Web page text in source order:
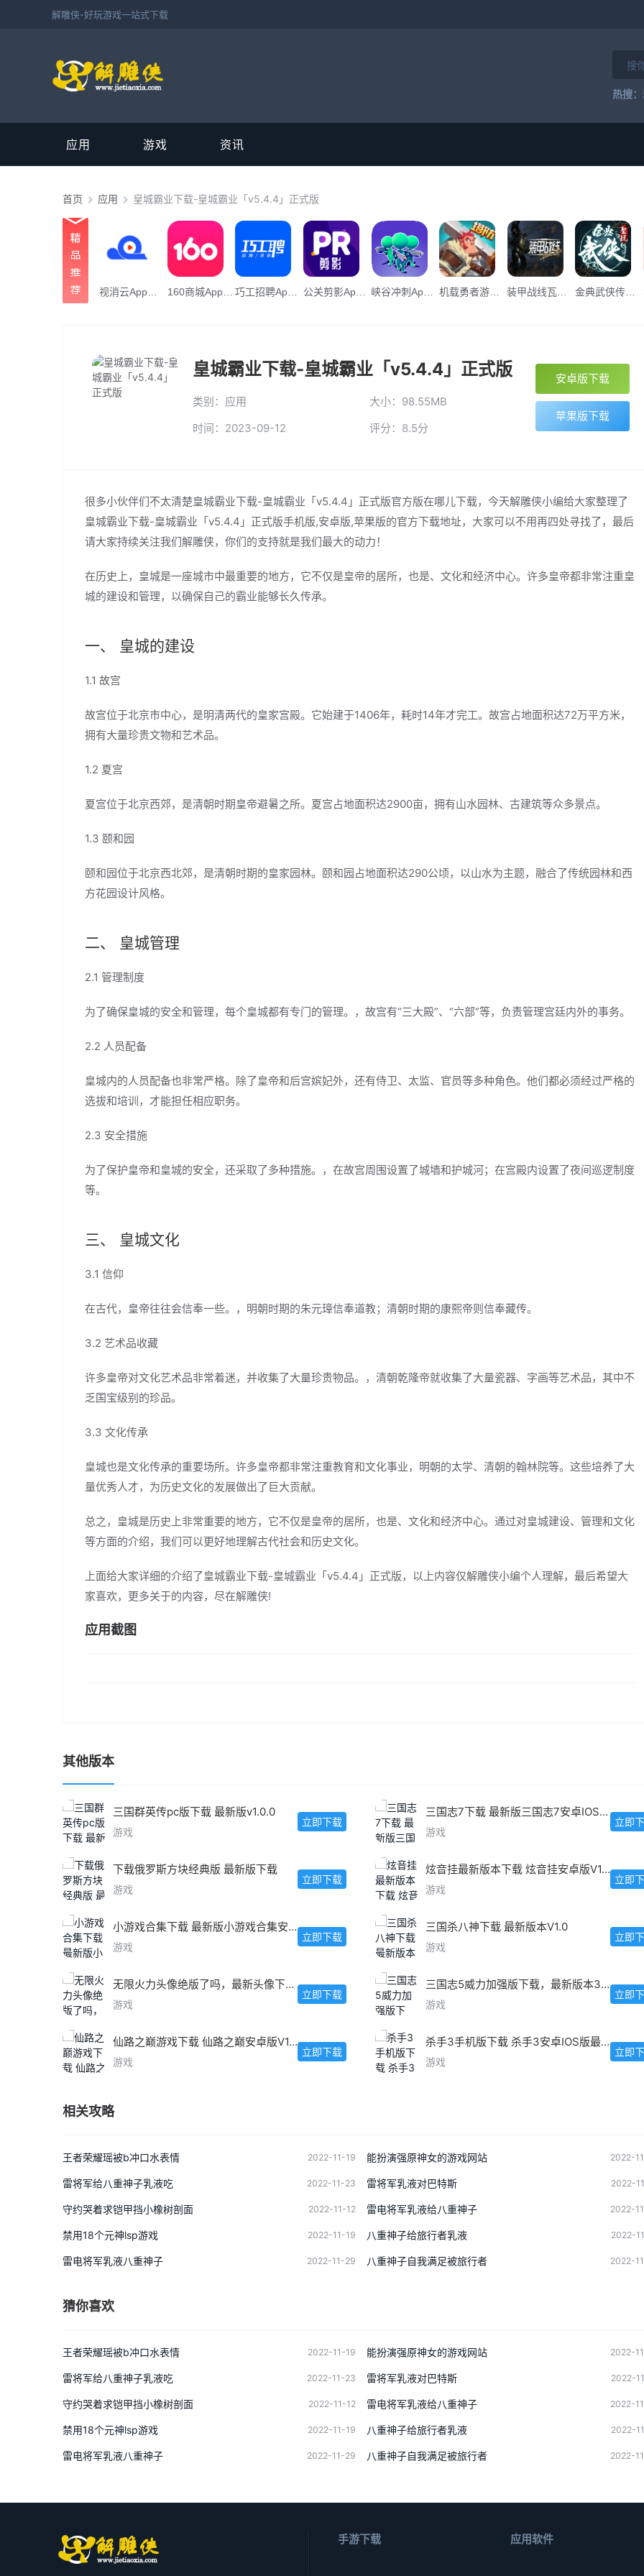
解雕侠-好玩游戏一站式下载
热搜：
应用 游戏 资讯
首页 应用 皇城霸业下载-皇城霸业「v5.4.4」正式版
160商城App下载_「160商城”22.09M下载 公关剪影App下载_“公关剪影”134.34M下载 机载勇者游戏官方版下载安装App下载_机载勇者游戏官方版下载安装v0.1下载
皇城霸业下载-皇城霸业「v5.4.4」正式版
类别：应用
大小：98.55MB
时间：2023-09-12
评分：8.5分
安卓版下载
苹果版下载
很多小伙伴们不太清楚皇城霸业下载-皇城霸业「v5.4.4」正式版官方版在哪儿下载，今天解雕侠小编给大家整理了
皇城霸业下载-皇城霸业「v5.4.4」正式版手机版,安卓版,苹果版的官方下载地址，大家可以不用再四处寻找了，最后
请大家持续关注我们解雕侠，你们的支持就是我们最大的动力！
在历史上，皇城是一座城市中最重要的地方，它不仅是皇帝的居所，也是、文化和经济中心。许多皇帝都非常注重皇
城的建设和管理，以确保自己的霸业能够长久传承。
一、 皇城的建设
1.1 故宫
故宫位于北京市中心，是明清两代的皇家宫殿。它始建于1406年，耗时14年才完工。故宫占地面积达72万平方米，
拥有大量珍贵文物和艺术品。
1.2 夏宫
夏宫位于北京西郊，是清朝时期皇帝避暑之所。夏宫占地面积达2900亩，拥有山水园林、古建筑等众多景点。
1.3 颐和园
颐和园位于北京西北郊，是清朝时期的皇家园林。颐和园占地面积达290公顷，以山水为主题，融合了传统园林和西
方花园设计风格。
二、 皇城管理
2.1 管理制度
为了确保皇城的安全和管理，每个皇城都有专门的管理。，故宫有“三大殿”、“六部”等，负责管理宫廷内外的事务。
2.2 人员配备
皇城内的人员配备也非常严格。除了皇帝和后宫嫔妃外，还有侍卫、太监、官员等多种角色。他们都必须经过严格的
选拔和培训，才能担任相应职务。
2.3 安全措施
为了保护皇帝和皇城的安全，还采取了多种措施。，在故宫周围设置了城墙和护城河；在宫殿内设置了夜间巡逻制度
等。
三、 皇城文化
3.1 信仰
在古代，皇帝往往会信奉一些。，明朝时期的朱元璋信奉道教；清朝时期的康熙帝则信奉藏传。
3.2 艺术品收藏
许多皇帝对文化艺术品非常着迷，并收集了大量珍贵物品。，清朝乾隆帝就收集了大量瓷器、字画等艺术品，其中不
乏国宝级别的珍品。
3.3 文化传承
皇城也是文化传承的重要场所。许多皇帝都非常注重教育和文化事业，明朝的太学、清朝的翰林院等。这些培养了大
量优秀人才，为历史文化的发展做出了巨大贡献。
总之，皇城是历史上非常重要的地方，它不仅是皇帝的居所，也是、文化和经济中心。通过对皇城建设、管理和文化
等方面的介绍，我们可以更好地理解古代社会和历史文化。
上面给大家详细的介绍了皇城霸业下载-皇城霸业「v5.4.4」正式版，以上内容仅解雕侠小编个人理解，最后希望大
家喜欢，更多关于的内容，尽在解雕侠!
应用截图
其他版本
三国群英传pc版下载 最新版v1.0.0
游戏
立即下载
三国志7下载 最新版三国志7安卓IOS版下载
游戏
立即
下载俄罗斯方块经典版 最新版下载
游戏
立即下载
炫音挂最新版本下载 炫音挂安卓版V1.5.2
游戏
立即
小游戏合集下载 最新版小游戏合集安卓IOS版
游戏
立即下载
三国杀八神下载 最新版本V1.0
游戏
立即
无限火力头像绝版了吗，最新头像下载教程
游戏
立即下载
三国志5威力加强版下载，最新版本3.0.1安卓IOS版
游戏
立即
仙路之巅游戏下载 仙路之巅安卓版V1.0最新版
游戏
立即下载
杀手3手机版下载 杀手3安卓IOS版最新下载
游戏
立即
相关攻略
王者荣耀瑶被b冲口水表情 2022-11-19 能扮演强原神女的游戏网站 2022-
雷将军给八重神子乳液吃 2022-11-23 雷将军乳液对巴特斯 2022-
守约哭着求铠甲挡小橡树剖面 2022-11-12 雷电将军乳液给八重神子 2022-
禁用18个元神lsp游戏 2022-11-19 八重神子给旅行者乳液 2022-
雷电将军乳液八重神子 2022-11-29 八重神子自我满足被旅行者 2022-
猜你喜欢
王者荣耀瑶被b冲口水表情 2022-11-19 能扮演强原神女的游戏网站 2022-
雷将军给八重神子乳液吃 2022-11-23 雷将军乳液对巴特斯 2022-
守约哭着求铠甲挡小橡树剖面 2022-11-12 雷电将军乳液给八重神子 2022-
禁用18个元神lsp游戏 2022-11-19 八重神子给旅行者乳液 2022-
雷电将军乳液八重神子 2022-11-29 八重神子自我满足被旅行者 2022-
手游下载 应用软件